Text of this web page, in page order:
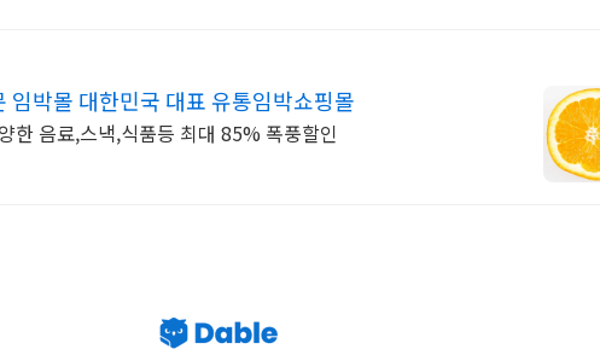
임박몰 대한민국 대표 유통임박쇼핑몰
한 음료,스낵,식품등 최대 85% 폭풍할인